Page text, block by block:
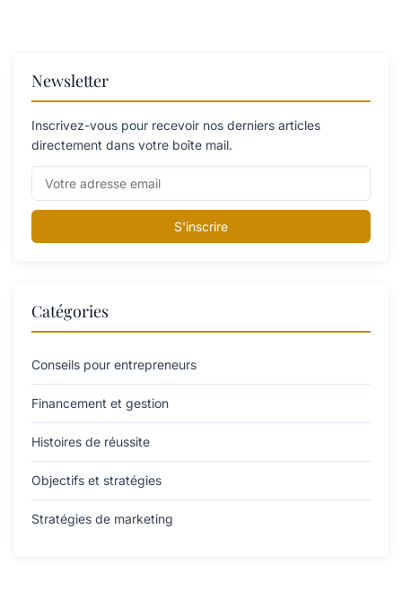
Newsletter
Inscrivez-vous pour recevoir nos derniers articles
directement dans votre boîte mail.
S'inscrire
Catégories
Conseils pour entrepreneurs
Financement et gestion
Histoires de réussite
Objectifs et stratégies
Stratégies de marketing